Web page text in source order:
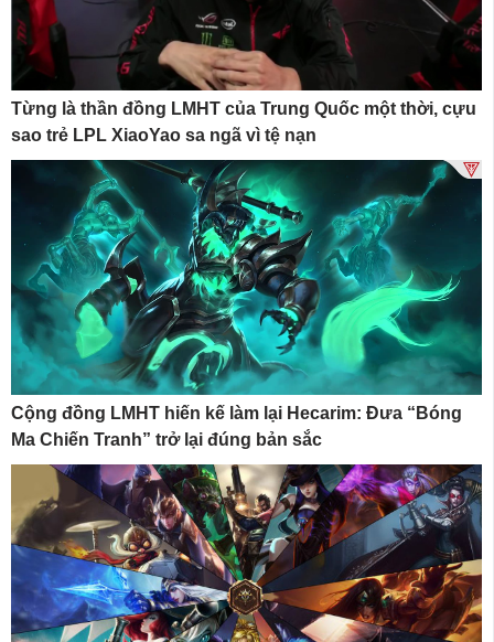
Từng là thần đồng LMHT của Trung Quốc một thời, cựu
sao trẻ LPL XiaoYao sa ngã vì tệ nạn
Cộng đồng LMHT hiến kế làm lại Hecarim: Đưa “Bóng
Ma Chiến Tranh” trở lại đúng bản sắc